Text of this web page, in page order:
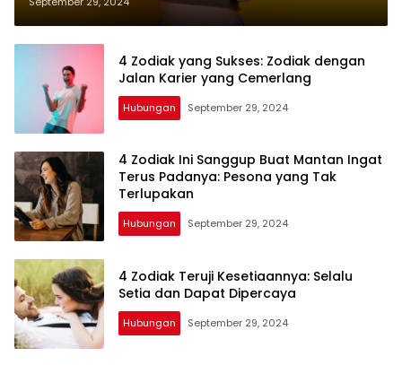
4 Zodiak yang Sukses: Zodiak dengan
Jalan Karier yang Cemerlang
Hubungan September 29, 2024
4 Zodiak Ini Sanggup Buat Mantan Ingat
Terus Padanya: Pesona yang Tak
Terlupakan
Hubungan September 29, 2024
4 Zodiak Teruji Kesetiaannya: Selalu
Setia dan Dapat Dipercaya
Hubungan September 29, 2024